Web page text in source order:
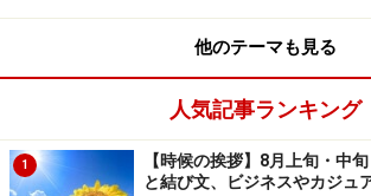
が、受け手側でも、いただく理由がな
そのような場合には、お礼状に「どう
なさいませんようお願い申し上げます」
なお気遣いは無用にしてくださいませ」
他のテーマも見る
人気記事ランキング
1
【時候の挨拶】8月上旬・中
と結び文、ビジネスやカジュ